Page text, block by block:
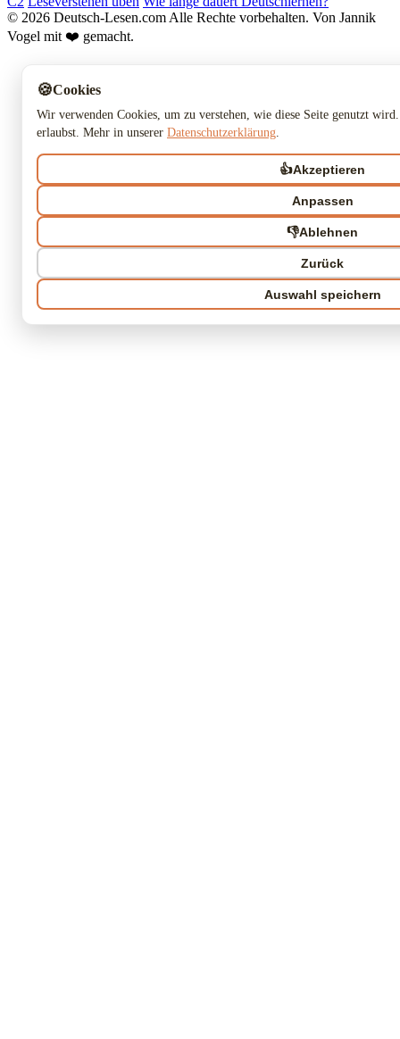
© 2026 Deutsch-Lesen.com Alle Rechte vorbehalten. Von Jannik
Vogel mit ❤️ gemacht.
🍪Cookies
Wir verwenden Cookies, um zu verstehen, wie diese Seite genutzt
erlaubst. Mehr in unserer Datenschutzerklärung
👍Akzeptieren
Anpassen
👎Ablehnen
Zurück
Auswahl speichern